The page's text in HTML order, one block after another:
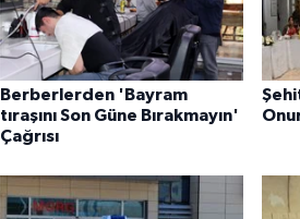
Berberlerden 'Bayram
tıraşını Son Güne Bırakmayın'
Çağrısı